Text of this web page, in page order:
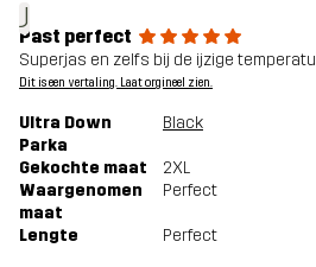
J
Past perfect
Superjas en zelfs bij de ijzige
Dit is een vertaling. Laat orgineel zien.
Ultra Down
Parka
Black
Gekochte maat
2XL
Waargenomen
maat
Perfect
Lengte Perfect